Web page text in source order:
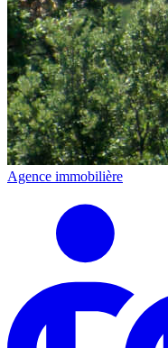
Agence immobilière